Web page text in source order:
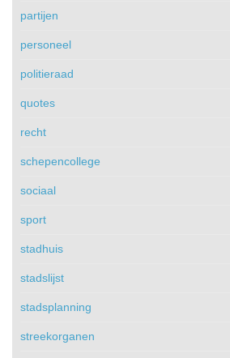
partijen
personeel
politieraad
quotes
recht
schepencollege
sociaal
sport
stadhuis
stadslijst
stadsplanning
streekorganen